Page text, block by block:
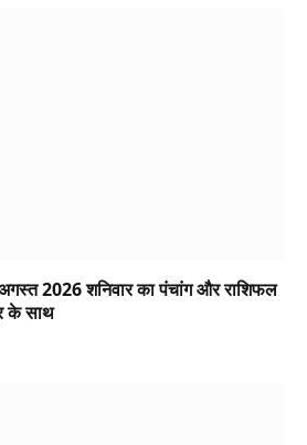
2026 शनिवार का पंचांग और राशिफल
के साथ